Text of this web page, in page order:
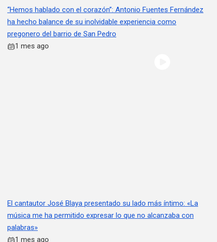
“Hemos hablado con el corazón”: Antonio Fuentes Fernández
ha hecho balance de su inolvidable experiencia como
pregonero del barrio de San Pedro
1 mes ago
El cantautor José Blaya presentado su lado más íntimo: «La
música me ha permitido expresar lo que no alcanzaba con
palabras»
1 mes ago